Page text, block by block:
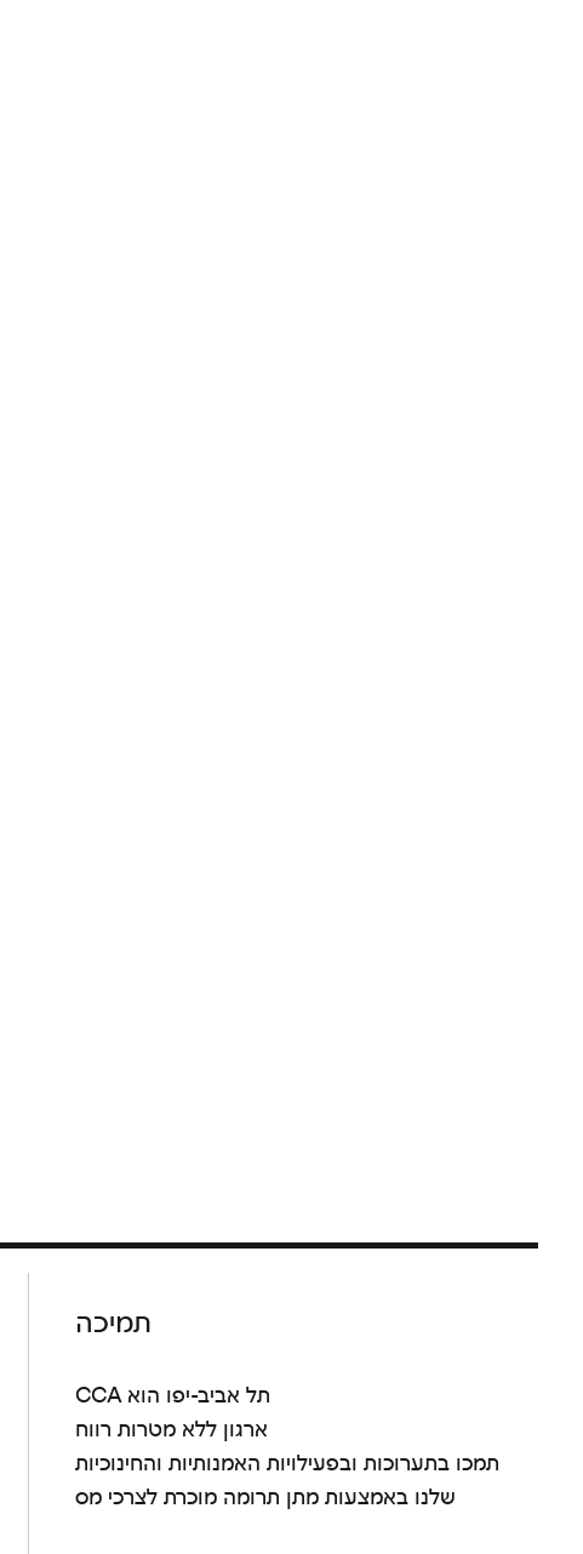
תמיכה
CCA תל אביב-יפו הוא
ארגון ללא מטרות רווח
תמכו בתערוכות ובפעילויות האמנותיות והחינוכיות
שלנו באמצעות מתן תרומה מוכרת לצרכי מס